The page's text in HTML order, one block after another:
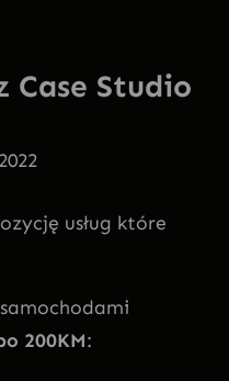
Case Studio
usług które
200KM: